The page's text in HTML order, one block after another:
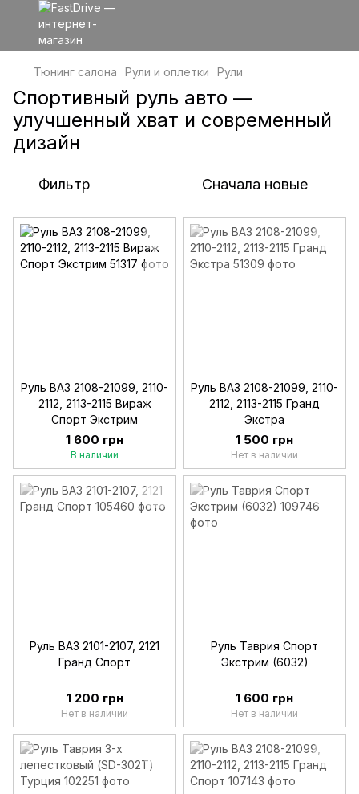
Тюнинг салона Рули и оплетки Рули
Спортивный руль авто —
улучшенный хват и современный
дизайн
Фильтр Сначала новые
Руль ВАЗ 2108-21099, 2110-
2112, 2113-2115 Вираж
Спорт Экстрим
1 600 грн
В наличии
Руль ВАЗ 2108-21099, 2110-
2112, 2113-2115 Гранд
Экстра
1 500 грн
Нет в наличии
Руль ВАЗ 2101-2107, 2121
Гранд Спорт
1 200 грн
Нет в наличии
Руль Таврия Спорт
Экстрим (6032)
1 600 грн
Нет в наличии